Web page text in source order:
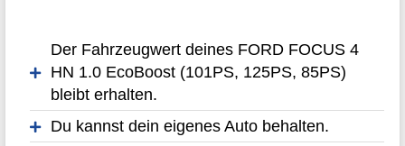
Der Fahrzeugwert deines FORD FOCUS 4
HN 1.0 EcoBoost (101PS, 125PS, 85PS)
bleibt erhalten.
Du kannst dein eigenes Auto behalten.